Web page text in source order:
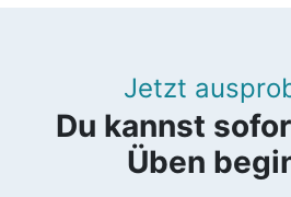
Jetzt
Du kannst
Üben